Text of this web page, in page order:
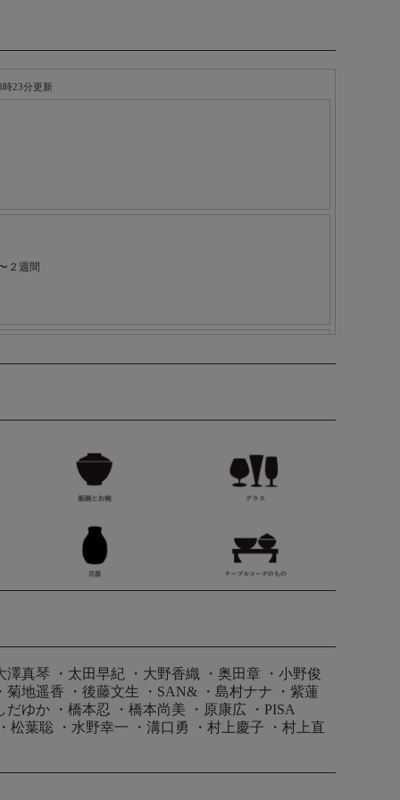
澤真琴 ・ 太田早紀 ・ 大野香織 ・ 奥田章 ・ 小野俊
菊地遥香 ・ 後藤文生 ・ SAN& ・ 島村ナナ ・ 紫蓮
だゆか
・ 橋本忍 ・ 橋本尚美 ・ 原康広 ・ PISA
松葉聡 ・ 水野幸一 ・ 溝口勇 ・ 村上慶子 ・ 村上直